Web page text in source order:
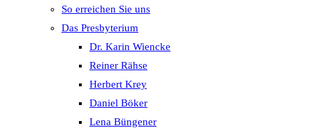
So erreichen Sie uns
Das Presbyterium
Dr. Karin Wiencke
Reiner Rähse
Herbert Krey
Daniel Böker
Lena Büngener